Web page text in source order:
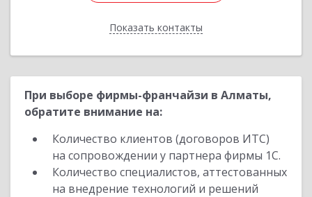
Показать контакты
Назад
При выборе фирмы-франчайзи в Алматы,
обратите внимание на:
Количество клиентов (договоров ИТС)
на сопровождении у партнера фирмы 1С.
Количество специалистов, аттестованных
на внедрение технологий и решений